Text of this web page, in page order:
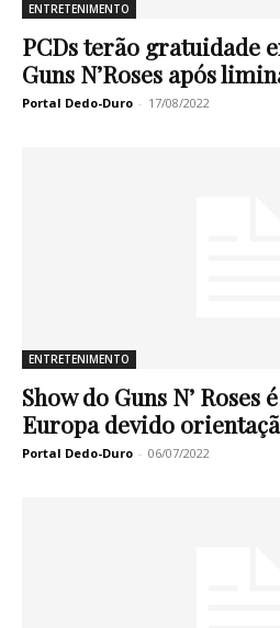
ENTRETENIMENTO
PCDs terão gratuidade
Guns N’Roses após
Portal Dedo-Duro - 17/08/2022
ENTRETENIMENTO
Show do Guns N’ Roses
Europa devido
Portal Dedo-Duro - 06/07/2022